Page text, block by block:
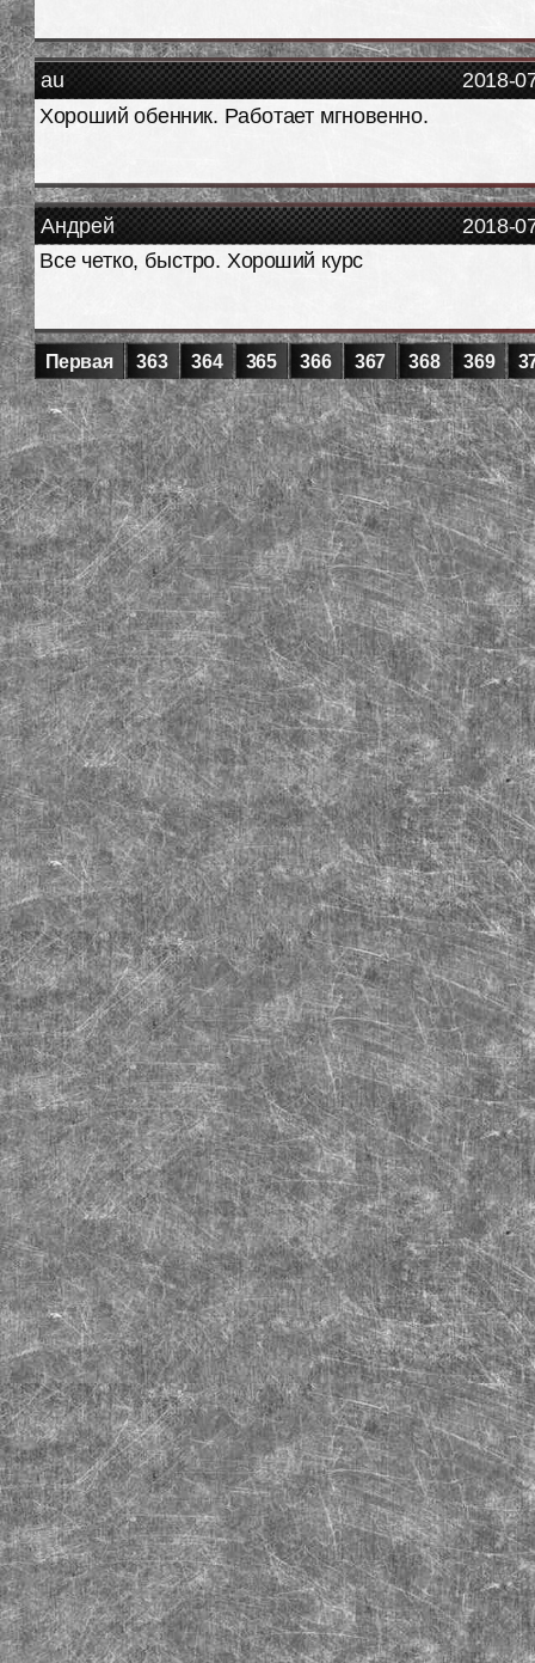
2018-
au
Хороший обенник. Работает мгновенно.
2018-
Андрей
Все четко, быстро. Хороший курс
Первая 363 364 365 366 367 368 369